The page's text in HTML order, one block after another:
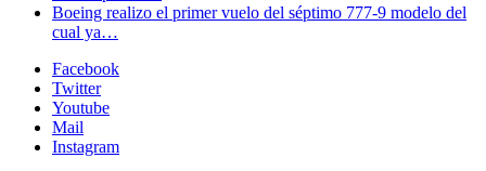
Boeing realizo el primer vuelo del séptimo 777-9 modelo del
cual ya…
Facebook
Twitter
Youtube
Mail
Instagram